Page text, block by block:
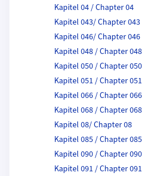
Kapitel 04 / Chapter 04
Kapitel 043/ Chapter 043
Kapitel 046/ Chapter 046
Kapitel 048 / Chapter 048
Kapitel 050 / Chapter 050
Kapitel 051 / Chapter 051
Kapitel 066 / Chapter 066
Kapitel 068 / Chapter 068
Kapitel 08/ Chapter 08
Kapitel 085 / Chapter 085
Kapitel 090 / Chapter 090
Kapitel 091 / Chapter 091